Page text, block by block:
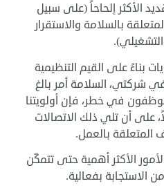
الأكثر إلحاحاً (على سبيل
بالسلامة والاستقرار
التشغيلي).
بناءً على القيم التنظيمية
شركتي، السلامة أمر بالغ
في خطر، فإن أولويتنا
على أن تلي ذلك الاتصالات
المتعلقة بالعمل.
الأكثر أهمية حتى تتمكّن
الاستجابة بفعالية.